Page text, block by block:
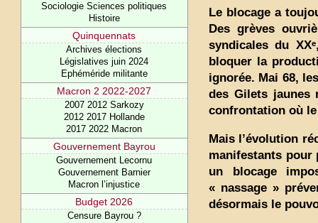
Sociologie Sciences politiques
Histoire
Quinquennats
Archives élections
Législatives juin 2024
Ephéméride militante
Macron 2 2022-2027
2007 2012 Sarkozy
2012 2017 Hollande
2017 2022 Macron
Gouvernement Bayrou
Gouvernement Lecornu
Gouvernement Barnier
Macron l’injustice
Budget 2026
Censure Bayrou ?
Le blocage a
Des grèves
syndicales du
bloquer la
ignorée. Mai 68,
des Gilets jaunes
confrontation où
Mais l’évolution
manifestants pour
un blocage
« nassage »
désormais le